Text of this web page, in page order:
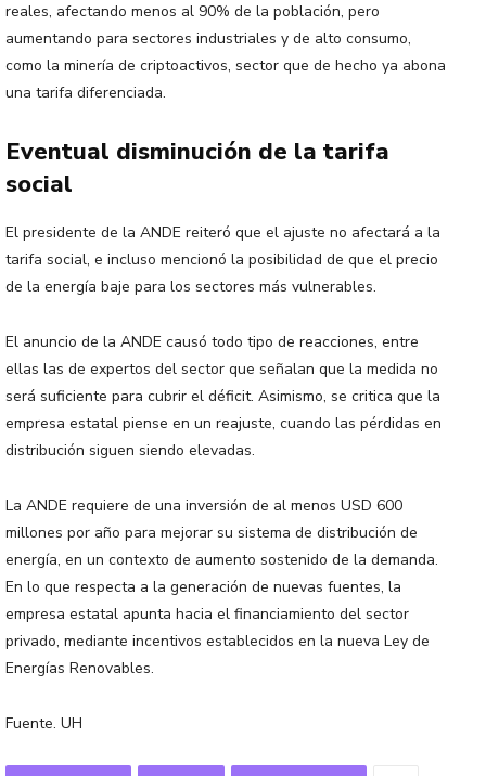
reales, afectando menos al 90% de la población, pero
aumentando para sectores industriales y de alto consumo,
como la minería de criptoactivos, sector que de hecho ya abona
una tarifa diferenciada.
Eventual disminución de la tarifa
social
El presidente de la ANDE reiteró que el ajuste no afectará a la
tarifa social, e incluso mencionó la posibilidad de que el precio
de la energía baje para los sectores más vulnerables.
El anuncio de la ANDE causó todo tipo de reacciones, entre
ellas las de expertos del sector que señalan que la medida no
será suficiente para cubrir el déficit. Asimismo, se critica que la
empresa estatal piense en un reajuste, cuando las pérdidas en
distribución siguen siendo elevadas.
La ANDE requiere de una inversión de al menos USD 600
millones por año para mejorar su sistema de distribución de
energía, en un contexto de aumento sostenido de la demanda.
En lo que respecta a la generación de nuevas fuentes, la
empresa estatal apunta hacia el financiamiento del sector
privado, mediante incentivos establecidos en la nueva Ley de
Energías Renovables.
Fuente. UH